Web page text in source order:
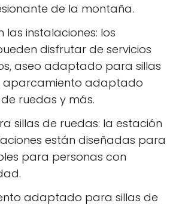
de la montaña.
las instalaciones: los
disfrutar de servicios
aseo adaptado para sillas
aparcamiento adaptado
ruedas y más.
sillas de ruedas: la estación
están diseñadas para
para personas con
adaptado para sillas de